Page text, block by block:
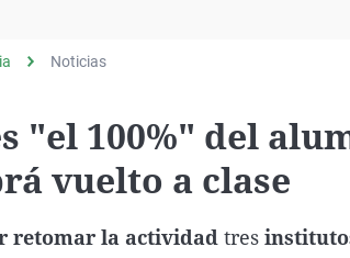
Noticias
"el 100%" del
vuelto a clase
retomar la actividad tres